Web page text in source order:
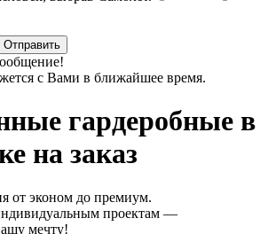
с Вами в ближайшее время.
гардеробные в
на заказ
от эконом до премиум.
проектам —
мечту!